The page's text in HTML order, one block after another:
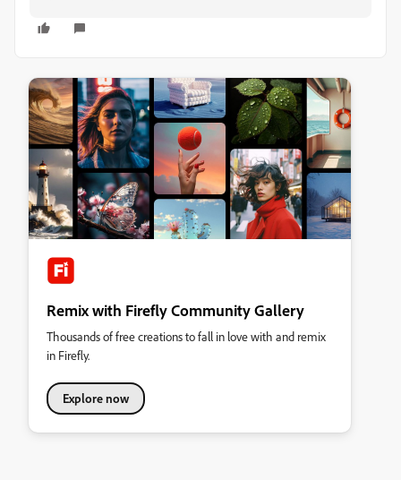
Remix with Firefly Community Gallery
Thousands of free creations to fall in love with and remix
in Firefly.
Explore now